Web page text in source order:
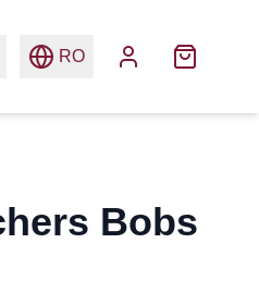
RO
Bobs